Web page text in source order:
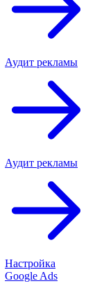
Аудит рекламы
Аудит рекламы
Настройка
Google Ads